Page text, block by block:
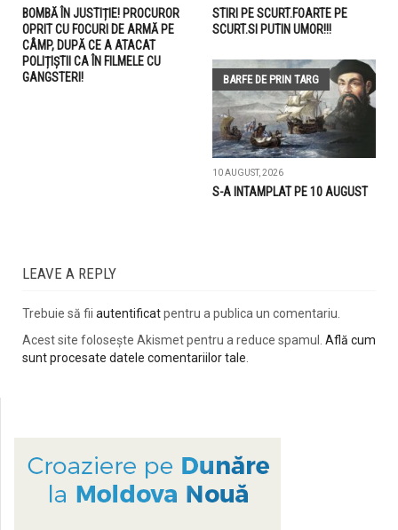
BOMBĂ ÎN JUSTIȚIE! PROCUROR
OPRIT CU FOCURI DE ARMĂ PE
CÂMP, DUPĂ CE A ATACAT
POLIȚIȘTII CA ÎN FILMELE CU
GANGSTERI!
STIRI PE SCURT.FOARTE PE
SCURT.SI PUTIN UMOR!!!
BARFE DE PRIN TARG
10 AUGUST, 2026
S-A INTAMPLAT PE 10 AUGUST
LEAVE A REPLY
Trebuie să fii autentificatpentru a publica un comentariu.
Acest site folosește Akismet pentru a reduce spamul. Află cum
sunt procesate datele comentariilor tale